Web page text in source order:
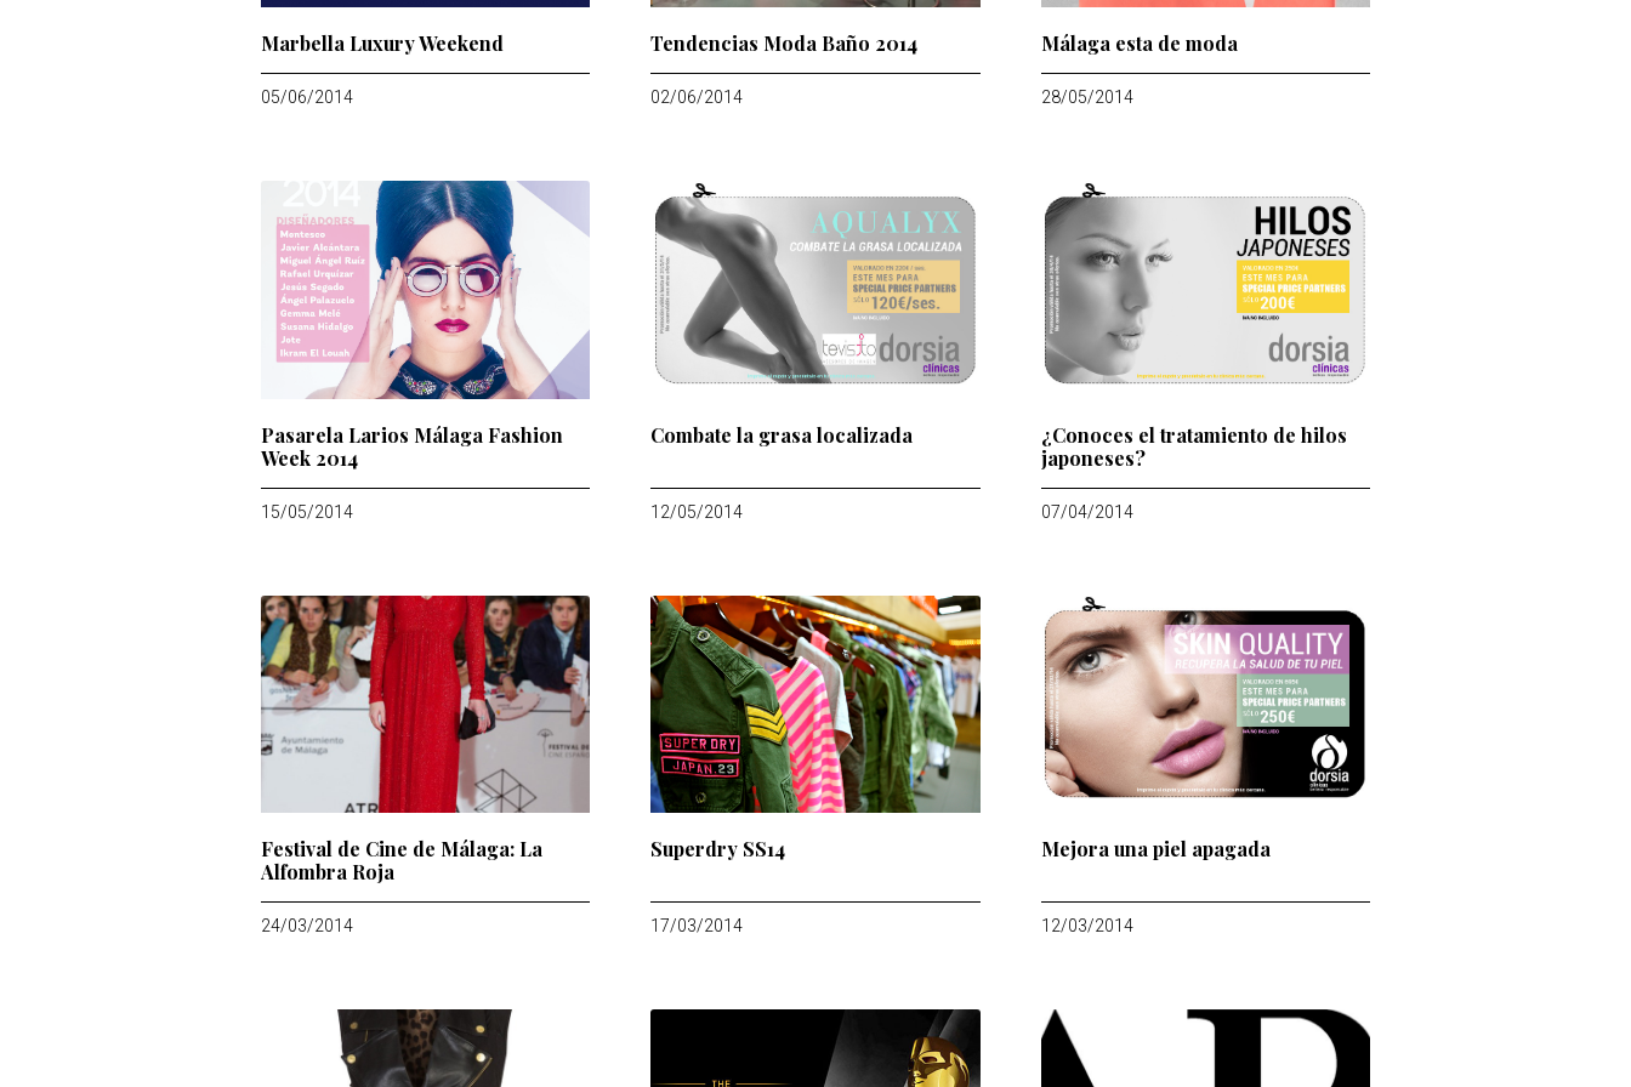
Marbella Luxury Weekend
05/06/2014
Tendencias Moda Baño 2014
02/06/2014
Málaga esta de moda
28/05/2014
Pasarela Larios Málaga Fashion
Week 2014
15/05/2014
Combate la grasa localizada
12/05/2014
¿Conoces el tratamiento de hilos
japoneses?
07/04/2014
Festival de Cine de Málaga: La
Alfombra Roja
24/03/2014
Superdry SS14
17/03/2014
Mejora una piel apagada
12/03/2014